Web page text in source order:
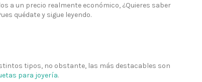
a un precio realmente económico, ¿Quieres saber
quédate y sigue leyendo.
tipos, no obstante, las más destacables son
para joyería.